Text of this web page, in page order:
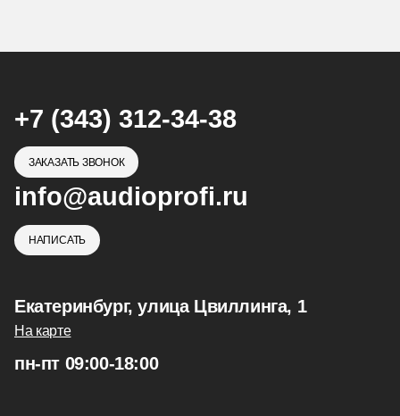
+7 (343) 312-34-38
ЗАКАЗАТЬ ЗВОНОК
info@audioprofi.ru
НАПИСАТЬ
Екатеринбург, улица Цвиллинга, 1
На карте
пн-пт 09:00-18:00